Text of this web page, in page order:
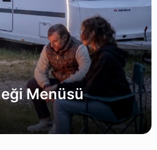
Menüsü